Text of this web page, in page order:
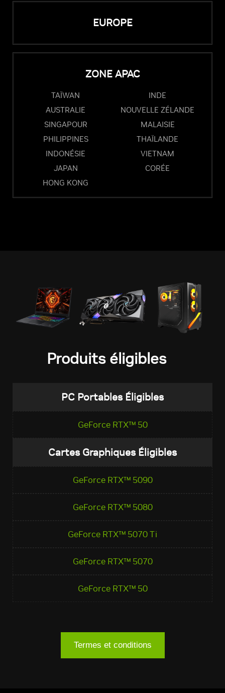
EUROPE
ZONE APAC
TAÏWAN
INDE
AUSTRALIE
NOUVELLE ZÉLANDE
SINGAPOUR
MALAISIE
PHILIPPINES
THAÏLANDE
INDONÉSIE
VIETNAM
JAPAN
CORÉE
HONG KONG
Produits éligibles
PC Portables Éligibles
GeForce RTX™ 50
Cartes Graphiques Éligibles
GeForce RTX™ 5090
GeForce RTX™ 5080
GeForce RTX™ 5070 Ti
GeForce RTX™ 5070
GeForce RTX™ 50
Termes et conditions